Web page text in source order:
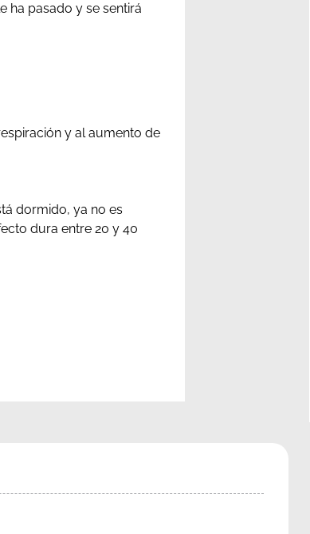
ha pasado y se sentirá
y al aumento de
dormido, ya no es
dura entre 20 y 40